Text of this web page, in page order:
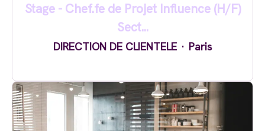
Stage - Chef.fe de Projet Influence (H/F)
Sect...
DIRECTION DE CLIENTELE · Paris